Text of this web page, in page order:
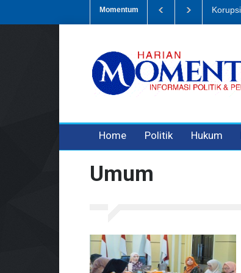
Momentum
Sampah, Eks Bendahara Pembantu DLH Divonis 5 Tahun
Home Politik Hukum
Umum